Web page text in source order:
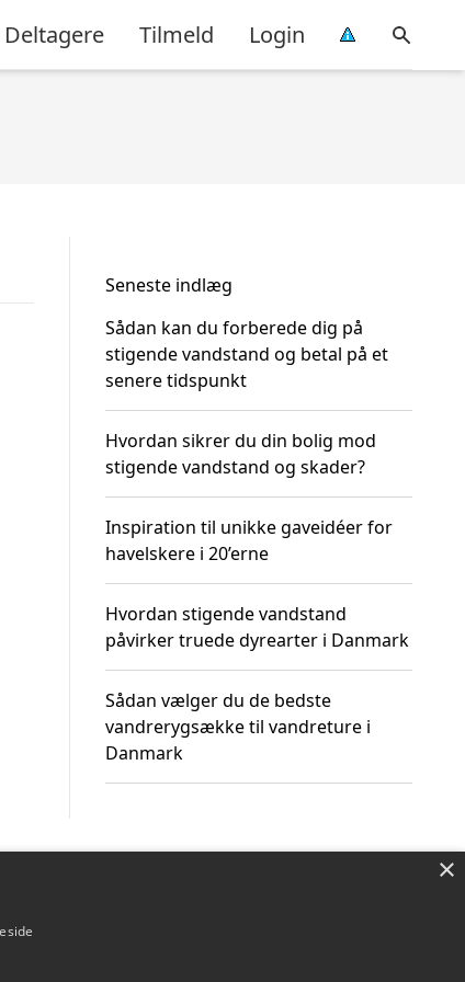
Deltagere Tilmeld Login
Seneste indlæg
Sådan kan du forberede dig på
stigende vandstand og betal på et
senere tidspunkt
Hvordan sikrer du din bolig mod
stigende vandstand og skader?
Inspiration til unikke gaveidéer for
havelskere i 20’erne
Hvordan stigende vandstand
påvirker truede dyrearter i Danmark
Sådan vælger du de bedste
vandrerygsække til vandreture i
Danmark
×